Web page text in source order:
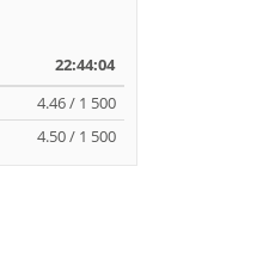
22:44:04
4.46 / 1 500
4.50 / 1 500